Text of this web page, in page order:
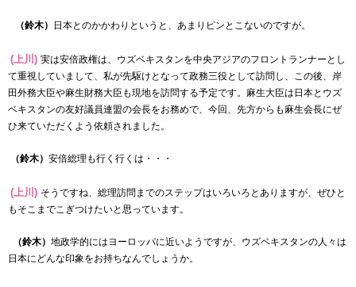
（鈴木） 日本とのかかわりというと、あまりピンとこないのですが。
(上川) 実は安倍政権は、ウズベキスタンを中央アジアのフロントランナーとし
て重視していまして、私が先駆けとなって政務三役として訪問し、この後、岸
田外務大臣や麻生財務大臣も現地を訪問する予定です。麻生大臣は日本とウズ
ベキスタンの友好議員連盟の会長をお務めで、今回、先方からも麻生会長にぜ
ひ来ていただくよう依頼されました。
（鈴木） 安倍総理も行く行くは・・・
(上川) そうですね、総理訪問までのステップはいろいろとありますが、ぜひと
もそこまでこぎつけたいと思っています。
（鈴木） 地政学的にはヨーロッパに近いようですが、ウズベキスタンの人々は
日本にどんな印象をお持ちなんでしょうか。